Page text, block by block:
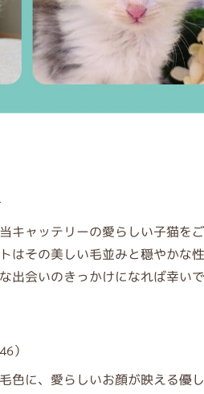
キャッテリーの愛らしい子猫をご
はその美しい毛並みと穏やかな
出会いのきっかけになれば幸い
）
色に、愛らしいお顔が映える優